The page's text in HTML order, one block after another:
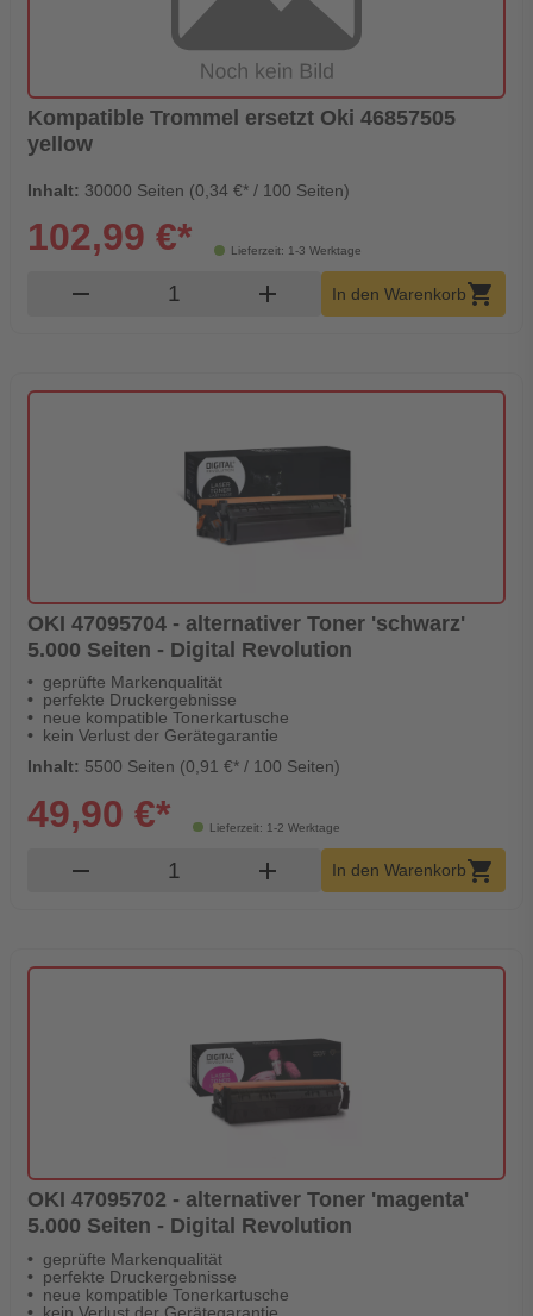
Kompatible Trommel ersetzt Oki 46857505
yellow
Inhalt: 30000 Seiten (0,34 €* / 100 Seiten)
Lieferzeit: 1-3 Werktage
102,99 €*
remove Produkt Warenkorb Menge
add In den Warenkorbshopping_cart
OKI 47095704 - alternativer Toner 'schwarz'
5.000 Seiten - Digital Revolution
geprüfte Markenqualität
perfekte Druckergebnisse
neue kompatible Tonerkartusche
kein Verlust der Gerätegarantie
Inhalt: 5500 Seiten (0,91 €* / 100 Seiten)
Lieferzeit: 1-2 Werktage
49,90 €*
remove Produkt Warenkorb Menge
add In den Warenkorbshopping_cart
OKI 47095702 - alternativer Toner 'magenta'
5.000 Seiten - Digital Revolution
geprüfte Markenqualität
perfekte Druckergebnisse
neue kompatible Tonerkartusche
kein Verlust der Gerätegarantie